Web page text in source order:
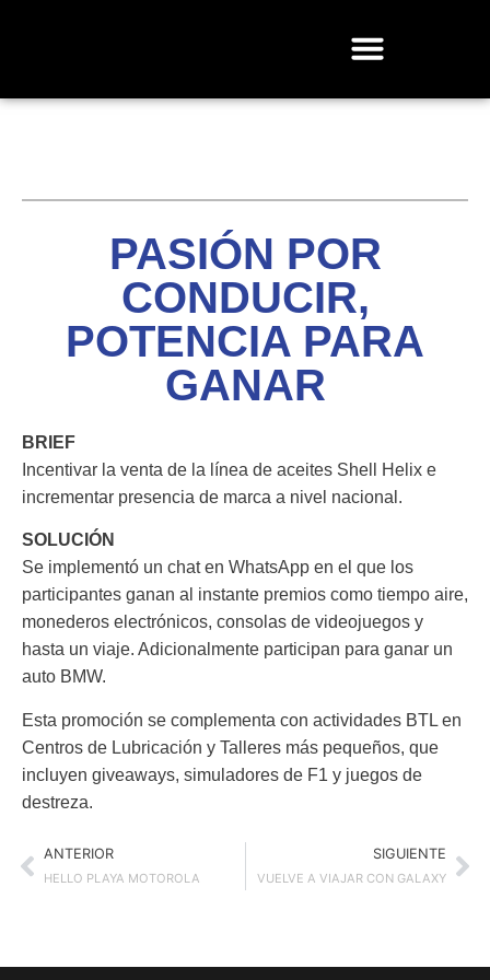
PASIÓN POR
CONDUCIR,
POTENCIA PARA
GANAR
BRIEF
Incentivar la venta de la línea de aceites Shell Helix e
incrementar presencia de marca a nivel nacional.
SOLUCIÓN
Se implementó un chat en WhatsApp en el que los
participantes ganan al instante premios como tiempo aire,
monederos electrónicos, consolas de videojuegos y
hasta un viaje. Adicionalmente participan para ganar un
auto BMW.
Esta promoción se complementa con actividades BTL en
Centros de Lubricación y Talleres más pequeños, que
incluyen giveaways, simuladores de F1 y juegos de
destreza.
ANTERIOR
HELLO PLAYA MOTOROLA
SIGUIENTE
VUELVE A VIAJAR CON GALAXY